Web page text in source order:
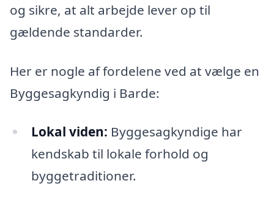
og sikre, at alt arbejde lever op til
gældende standarder.
Her er nogle af fordelene ved at vælge en
Byggesagkyndig i Barde:
Lokal viden: Byggesagkyndige har
kendskab til lokale forhold og
byggetraditioner.